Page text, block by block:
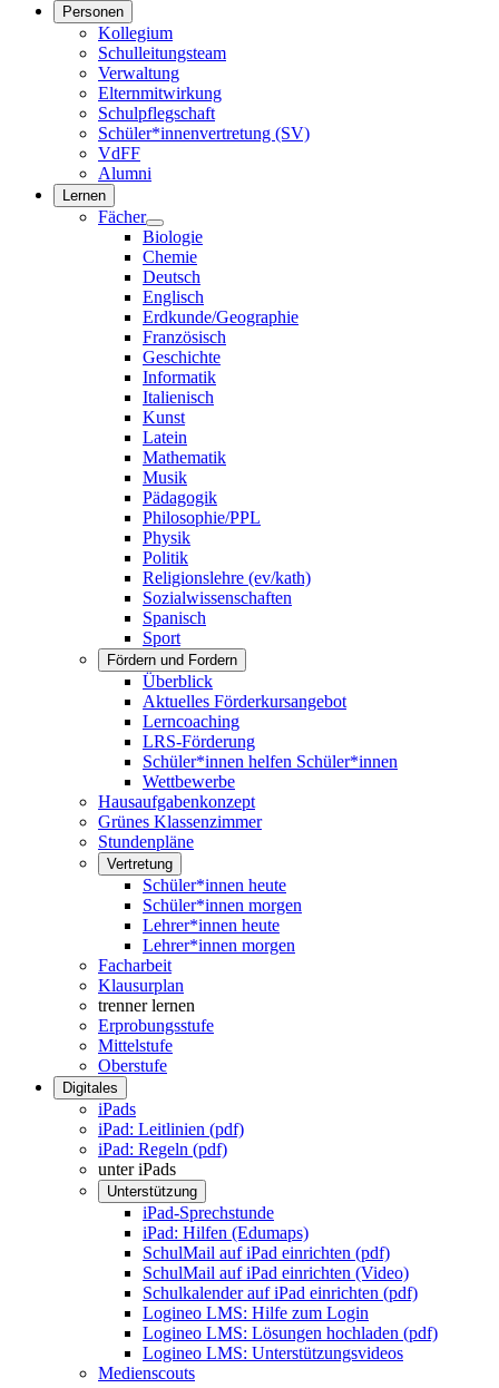
Personen
Kollegium
Schulleitungsteam
Verwaltung
Elternmitwirkung
Schulpflegschaft
Schüler*innenvertretung (SV)
VdFF
Alumni
Lernen
Fächer
Biologie
Chemie
Deutsch
Englisch
Erdkunde/Geographie
Französisch
Geschichte
Informatik
Italienisch
Kunst
Latein
Mathematik
Musik
Pädagogik
Philosophie/PPL
Physik
Politik
Religionslehre (ev/kath)
Sozialwissenschaften
Spanisch
Sport
Fördern und Fordern
Überblick
Aktuelles Förderkursangebot
Lerncoaching
LRS-Förderung
Schüler*innen helfen Schüler*innen
Wettbewerbe
Hausaufgabenkonzept
Grünes Klassenzimmer
Stundenpläne
Vertretung
Schüler*innen heute
Schüler*innen morgen
Lehrer*innen heute
Lehrer*innen morgen
Facharbeit
Klausurplan
trenner lernen
Erprobungsstufe
Mittelstufe
Oberstufe
Digitales
iPads
iPad: Leitlinien (pdf)
iPad: Regeln (pdf)
unter iPads
Unterstützung
iPad-Sprechstunde
iPad: Hilfen (Edumaps)
SchulMail auf iPad einrichten (pdf)
SchulMail auf iPad einrichten (Video)
Schulkalender auf iPad einrichten (pdf)
Logineo LMS: Hilfe zum Login
Logineo LMS: Lösungen hochladen (pdf)
Logineo LMS: Unterstützungsvideos
Medienscouts